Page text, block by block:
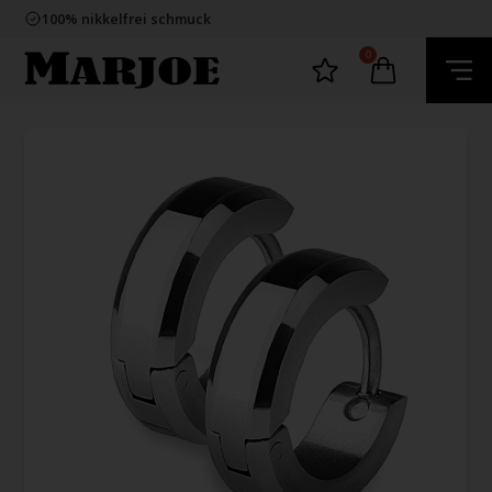
100% nikkelfrei schmuck
60 Tage Rückgabe
E-mark webshop
100% nikkelfrei schmuck
0